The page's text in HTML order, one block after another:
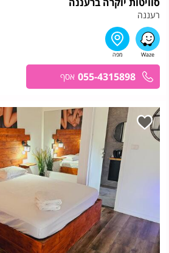
רעננה
055-4315898 אסף